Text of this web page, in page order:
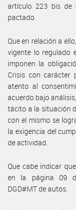
artículo 223 bis de
pactado.
Que en relación a
vigente lo regulado
imponen la
Crisis con carácter
atento al
acuerdo bajo
tácito a la situación
con el mismo se
la exigencia del
de actividad.
Que cabe indicar
en la página 09
DGD#MT de autos.